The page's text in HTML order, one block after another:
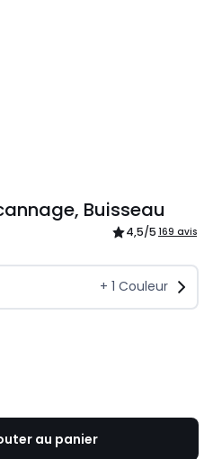
Buisseau
4,5/5 169 avis
+ 1 Couleur
au panier